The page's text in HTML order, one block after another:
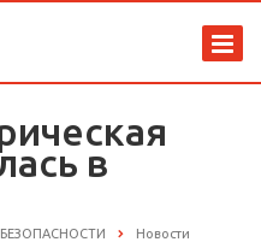
в
Новости